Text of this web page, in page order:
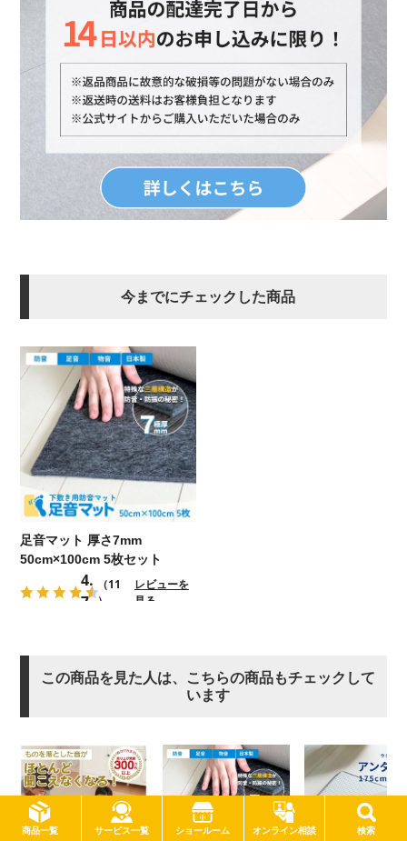
商品一覧 サービス一覧 ショールーム オンライン相談 検索
今までにチェックした商品
足音マット 厚さ7mm
50cm×100cm 5枚セット
4.
7
（11
）
レビューを
見る
この商品を見た人は、こちらの商品もチェックして
います